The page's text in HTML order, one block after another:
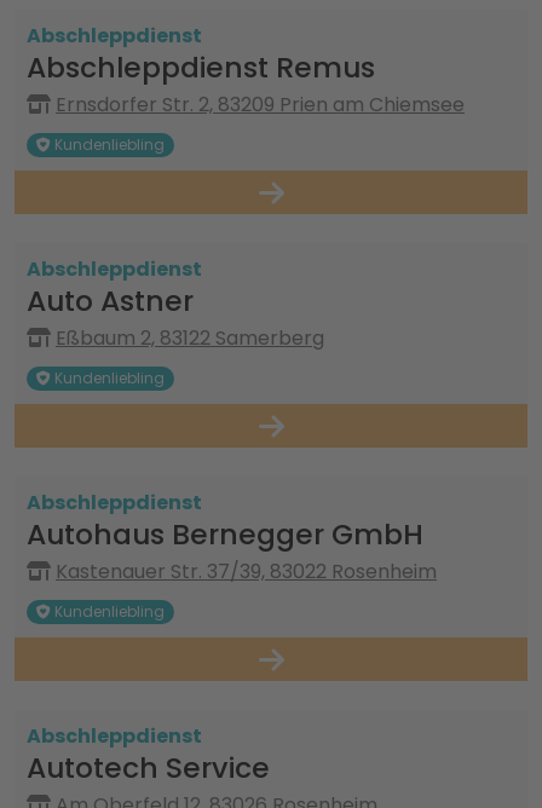
Abschleppdienst
Abschleppdienst Remus
Ernsdorfer Str. 2, 83209 Prien am Chiemsee
Kundenliebling
Abschleppdienst
Auto Astner
Eßbaum 2, 83122 Samerberg
Kundenliebling
Abschleppdienst
Autohaus Bernegger GmbH
Kastenauer Str. 37/39, 83022 Rosenheim
Kundenliebling
Abschleppdienst
Autotech Service